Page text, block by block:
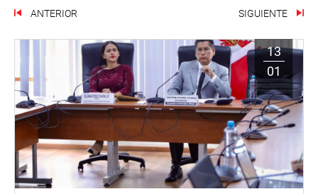
ANTERIOR SIGUIENTE
13
01